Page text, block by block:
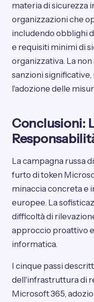
materia di sicurezza
organizzazioni che
includendo obblighi
e requisiti minimi di
organizzativa. La
sanzioni
l'adozione delle
Conclusioni:
La campagna russa
furto di token
minaccia concreta e
europee. La
difficoltà di
approccio proattivo
informatica.
I cinque passi
dell'infrastruttura di
Microsoft 365,